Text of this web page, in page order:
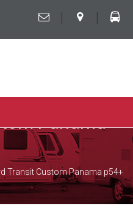
|
|
Panama
Transit Custom Panama p54+